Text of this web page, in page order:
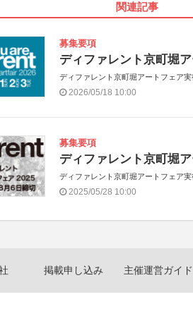
関連記事
募集要項
ディファレント京町堀
ディファレント京町堀アートフェア
2026/05/18 10:00
募集要項
ディファレント京町堀
ディファレント京町堀アートフェア
2025/05/28 10:00
掲載申し込み 主催運営ガイド